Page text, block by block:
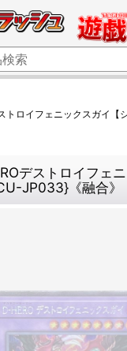
トロイフェニックスガイ【
デストロイフェ
JP033}《融合》